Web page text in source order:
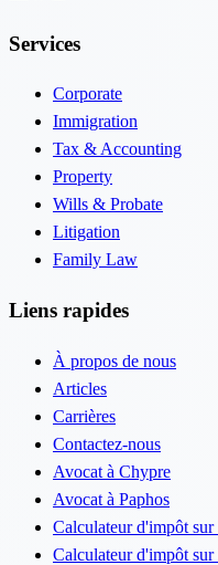
Services
Corporate
Immigration
Tax & Accounting
Property
Wills & Probate
Litigation
Family Law
Liens rapides
À propos de nous
Articles
Carrières
Contactez-nous
Avocat à Chypre
Avocat à Paphos
Calculateur d'impôt sur
Calculateur d'impôt sur